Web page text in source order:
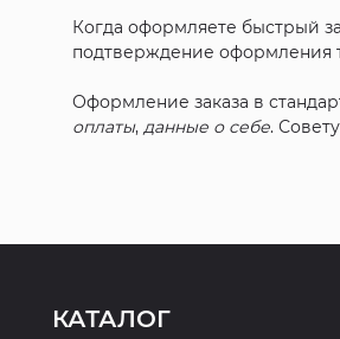
Когда оформляете быстрый
подтверждение оформления
Оформление заказа в
оплаты,данные о себе.
КАТАЛОГ